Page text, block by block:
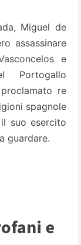
Miguel de
assassinare
e
Portogallo
re
spagnole
suo esercito
guardare.
e